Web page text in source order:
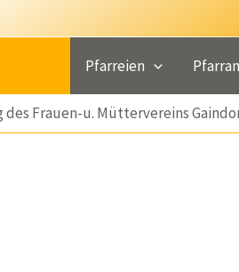
Pfarreien
des Frauen-u. Müttervereins